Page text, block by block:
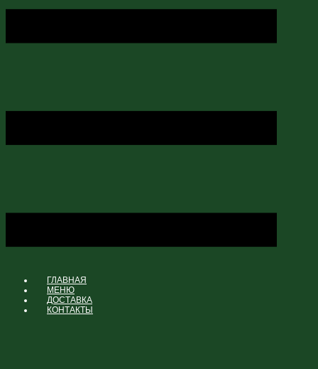
ГЛАВНАЯ
МЕНЮ
ДОСТАВКА
КОНТАКТЫ